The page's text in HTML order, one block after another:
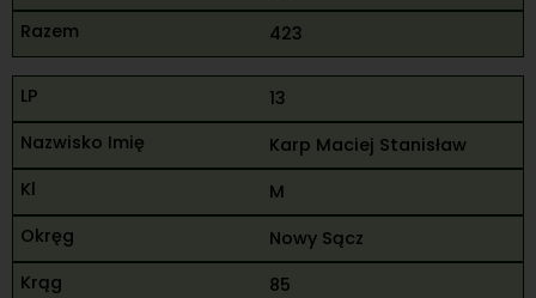
423
13
Karp Maciej Stanisław
M
Nowy Sącz
85